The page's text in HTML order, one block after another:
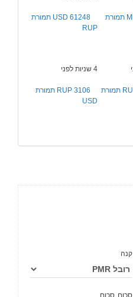
61248 USD תמורת
RUP
5399 MDL תמורת
4 שניות לפני
3106 RUP תמורת
USD
57894 RUP תמורת
קנה
סכום סכום